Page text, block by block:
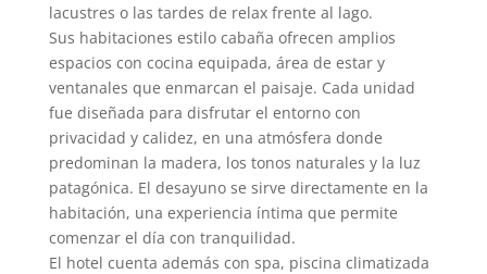
lacustres o las tardes de relax frente al lago.
Sus habitaciones estilo cabaña ofrecen amplios
espacios con cocina equipada, área de estar y
ventanales que enmarcan el paisaje. Cada unidad
fue diseñada para disfrutar el entorno con
privacidad y calidez, en una atmósfera donde
predominan la madera, los tonos naturales y la luz
patagónica. El desayuno se sirve directamente en la
habitación, una experiencia íntima que permite
comenzar el día con tranquilidad.
El hotel cuenta además con spa, piscina climatizada